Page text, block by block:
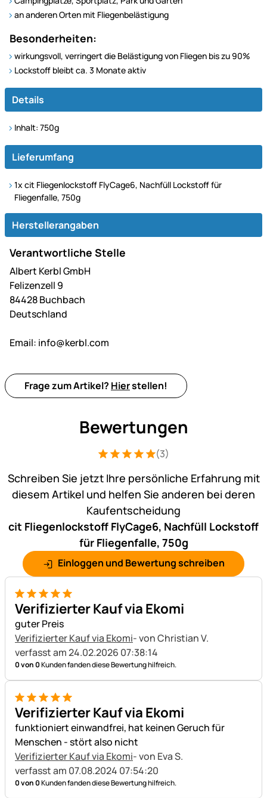
an anderen Orten mit Fliegenbelästigung
Besonderheiten:
wirkungsvoll, verringert die Belästigung von Fliegen bis zu 90%
Lockstoff bleibt ca. 3 Monate aktiv
Details
Inhalt: 750g
Lieferumfang
1x cit Fliegenlockstoff FlyCage6, Nachfüll Lockstoff für
Fliegenfalle, 750g
Herstellerangaben
Verantwortliche Stelle
Albert Kerbl GmbH
Felizenzell 9
84428 Buchbach
Deutschland
Email: info@kerbl.com
Frage zum Artikel? Hierstellen!
Bewertungen
Bewertung: 5 von 5 (3 Bewertungen)
3 Bewertungen
(3)
Schreiben Sie jetzt Ihre persönliche Erfahrung mit
diesem Artikel und helfen Sie anderen bei deren
Kaufentscheidung
cit Fliegenlockstoff FlyCage6, Nachfüll Lockstoff
für Fliegenfalle, 750g
Einloggen und Bewertung schreiben
5 von 5
Verifizierter Kauf via Ekomi
guter Preis
Verifizierter Kauf via Ekomi- von Christian V.
verfasst am 24.02.2026 07:38:14
0 von 0Kunden fanden diese Bewertung hilfreich.
5 von 5
Verifizierter Kauf via Ekomi
funktioniert einwandfrei, hat keinen Geruch für
Menschen - stört also nicht
Verifizierter Kauf via Ekomi- von Eva S.
verfasst am 07.08.2024 07:54:20
0 von 0Kunden fanden diese Bewertung hilfreich.